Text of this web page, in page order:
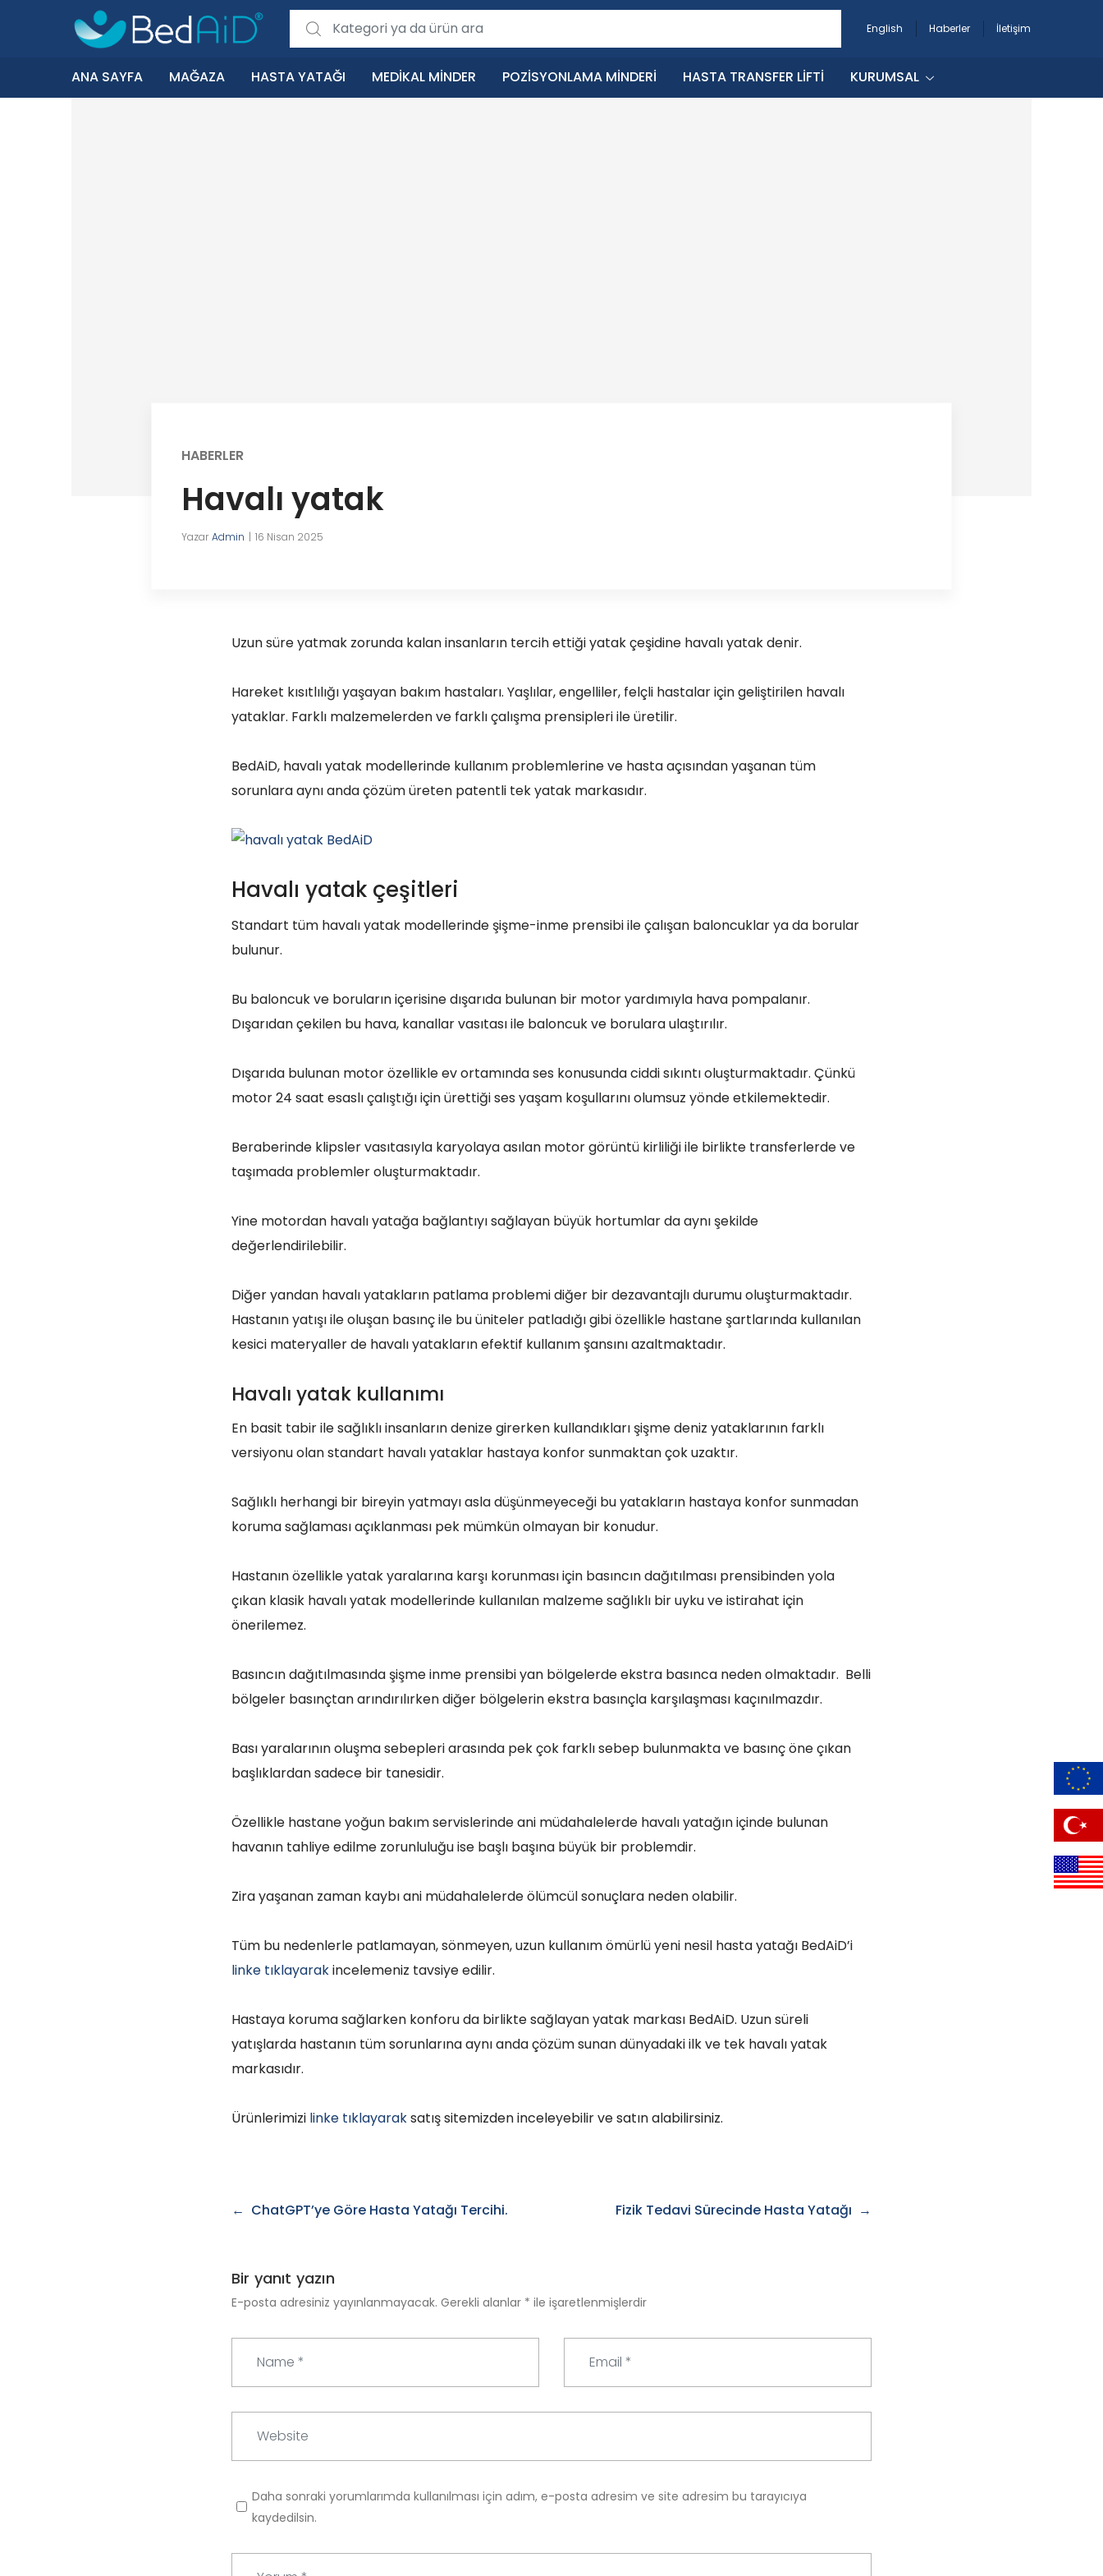
Search for:
English Haberler İletişim
ANA SAYFA MAĞAZA HASTA YATAĞI MEDIKAL MINDER POZISYONLAMA MINDERI HASTA TRANSFER LIFTI KURUMSAL
HABERLER
Havalı yatak
Yazar Admin 16 Nisan 2025
Uzun süre yatmak zorunda kalan insanların tercih ettiği yatak çeşidine havalı yatak denir.
Hareket kısıtlılığı yaşayan bakım hastaları. Yaşlılar, engelliler, felçli hastalar için geliştirilen havalı
yataklar. Farklı malzemelerden ve farklı çalışma prensipleri ile üretilir.
BedAiD, havalı yatak modellerinde kullanım problemlerine ve hasta açısından yaşanan tüm
sorunlara aynı anda çözüm üreten patentli tek yatak markasıdır.
Havalı yatak çeşitleri
Standart tüm havalı yatak modellerinde şişme-inme prensibi ile çalışan baloncuklar ya da borular
bulunur.
Bu baloncuk ve boruların içerisine dışarıda bulunan bir motor yardımıyla hava pompalanır.
Dışarıdan çekilen bu hava, kanallar vasıtası ile baloncuk ve borulara ulaştırılır.
Dışarıda bulunan motor özellikle ev ortamında ses konusunda ciddi sıkıntı oluşturmaktadır. Çünkü
motor 24 saat esaslı çalıştığı için ürettiği ses yaşam koşullarını olumsuz yönde etkilemektedir.
Beraberinde klipsler vasıtasıyla karyolaya asılan motor görüntü kirliliği ile birlikte transferlerde ve
taşımada problemler oluşturmaktadır.
Yine motordan havalı yatağa bağlantıyı sağlayan büyük hortumlar da aynı şekilde
değerlendirilebilir.
Diğer yandan havalı yatakların patlama problemi diğer bir dezavantajlı durumu oluşturmaktadır.
Hastanın yatışı ile oluşan basınç ile bu üniteler patladığı gibi özellikle hastane şartlarında kullanılan
kesici materyaller de havalı yatakların efektif kullanım şansını azaltmaktadır.
Havalı yatak kullanımı
En basit tabir ile sağlıklı insanların denize girerken kullandıkları şişme deniz yataklarının farklı
versiyonu olan standart havalı yataklar hastaya konfor sunmaktan çok uzaktır.
Sağlıklı herhangi bir bireyin yatmayı asla düşünmeyeceği bu yatakların hastaya konfor sunmadan
koruma sağlaması açıklanması pek mümkün olmayan bir konudur.
Hastanın özellikle yatak yaralarına karşı korunması için basıncın dağıtılması prensibinden yola
çıkan klasik havalı yatak modellerinde kullanılan malzeme sağlıklı bir uyku ve istirahat için
önerilemez.
Basıncın dağıtılmasında şişme inme prensibi yan bölgelerde ekstra basınca neden olmaktadır. Belli
bölgeler basınçtan arındırılırken diğer bölgelerin ekstra basınçla karşılaşması kaçınılmazdır.
Bası yaralarının oluşma sebepleri arasında pek çok farklı sebep bulunmakta ve basınç öne çıkan
başlıklardan sadece bir tanesidir.
Özellikle hastane yoğun bakım servislerinde ani müdahalelerde havalı yatağın içinde bulunan
havanın tahliye edilme zorunluluğu ise başlı başına büyük bir problemdir.
Zira yaşanan zaman kaybı ani müdahalelerde ölümcül sonuçlara neden olabilir.
Tüm bu nedenlerle patlamayan, sönmeyen, uzun kullanım ömürlü yeni nesil hasta yatağı BedAiD’i
linke tıklayarakincelemeniz tavsiye edilir.
Hastaya koruma sağlarken konforu da birlikte sağlayan yatak markası BedAiD. Uzun süreli
yatışlarda hastanın tüm sorunlarına aynı anda çözüm sunan dünyadaki ilk ve tek havalı yatak
markasıdır.
Ürünlerimizi linke tıklayaraksatış sitemizden inceleyebilir ve satın alabilirsiniz.
YazıChatGPT’ye Göre Hasta Yatağı Tercihi. Fizik Tedavi Sürecinde Hasta Yatağı
Bir yanıt yazın
E-posta adresiniz yayınlanmayacak. Gerekli alanlar * ile işaretlenmişlerdir
m
e
a
i
b
e
Daha sonraki yorumlarımda kullanılması için adım, e-posta adresim ve site adresim bu tarayıcıya
kaydedilsin.